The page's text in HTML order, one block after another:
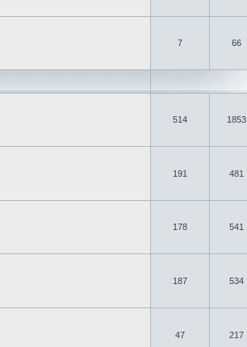
7 66
514 1853
191 481
178 541
187 534
47 217